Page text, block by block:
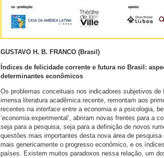
GUSTAVO H. B. FRANCO (Brasil)
Índices de felicidade corrente e futura no Brasil:
determinantes econômicos
Os problemas conceituais nos indicadores subjetivos
imensa literatura acadêmica recente, remontam aos
recentes na interface entre a economia e a psicologia,
’economia experimental‘, abriram novas frentes para a
seja para a pesquisa, seja para a definição de novos
questões mais importantes desta nova área de
mais genericamente o progresso econômico, e os
países. Existem muitos paradoxos nessa relação, um